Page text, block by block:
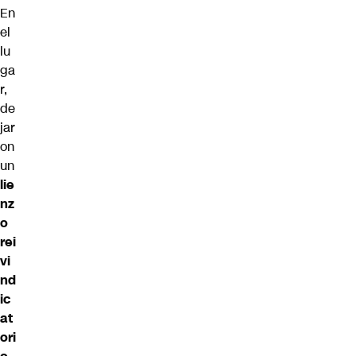
En
el
lu
ga
r,
de
jar
on
un
lie
nz
o
rei
vi
nd
ic
at
ori